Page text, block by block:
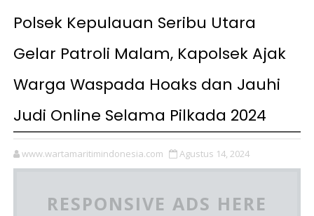
Polsek Kepulauan Seribu Utara
Gelar Patroli Malam, Kapolsek Ajak
Warga Waspada Hoaks dan Jauhi
Judi Online Selama Pilkada 2024
www.wartamaritimindonesia.com Agustus 14, 2024
RESPONSIVE ADS HERE